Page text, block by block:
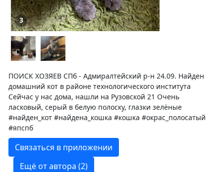
3
ПОИСК ХОЗЯЕВ СПб - Адмиралтейский р-н 24.09. Найден
домашний кот в районе технологического института
Сейчас у нас дома, нашли на Рузовской 21 Очень
ласковый, серый в белую полоску, глазки зелёные
#найден_кот #найдена_кошка #кошка #окрас_полосатый
#япспб
Связаться в приложении
Ещё от автора (2)